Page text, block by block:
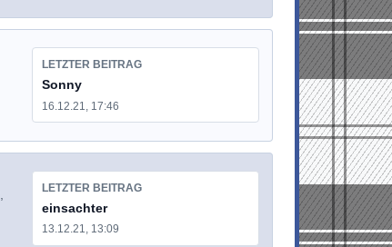
LETZTER BEITRAG
Sonny
16.12.21, 17:46
LETZTER BEITRAG
einsachter
13.12.21, 13:09